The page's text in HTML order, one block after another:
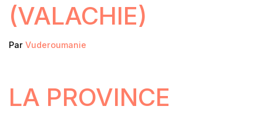
(VALACHIE)
Par Vuderoumanie
LA PROVINCE